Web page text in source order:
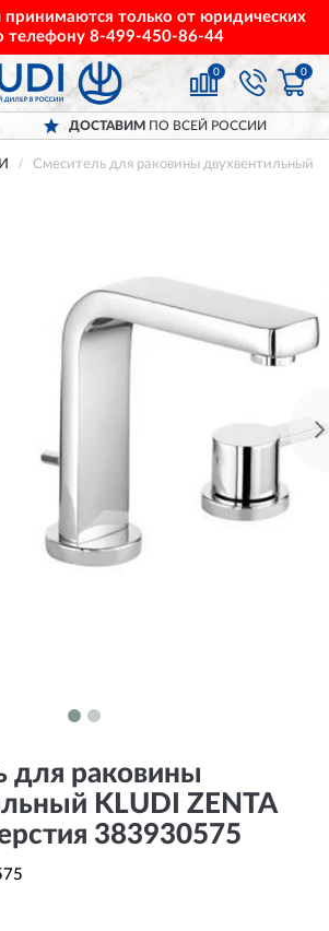
принимаются только от юридических
телефону 8-499-450-86-44
0 0
ДОСТАВИМПО ВСЕЙ РОССИИ
Смеситель для раковины двухвентильный
для раковины
KLUDI ZENTA
383930575